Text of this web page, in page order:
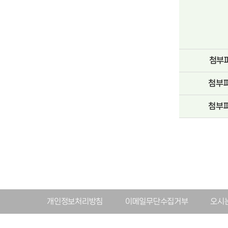
첨부
첨부
첨부
개인정보처리방침 이메일무단수집거부 오시